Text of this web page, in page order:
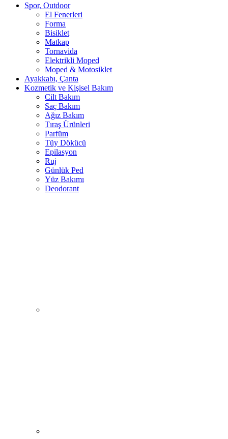
Spor, Outdoor
El Fenerleri
Forma
Bisiklet
Matkap
Tornavida
Elektrikli Moped
Moped & Motosiklet
Ayakkabı, Çanta
Kozmetik ve Kişisel Bakım
Cilt Bakım
Saç Bakım
Ağız Bakım
Tıraş Ürünleri
Parfüm
Tüy Dökücü
Epilasyon
Ruj
Günlük Ped
Yüz Bakımı
Deodorant